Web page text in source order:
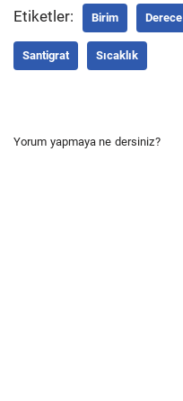
Etiketler: Birim Derece
Santigrat Sıcaklık
Yorum yapmaya ne dersiniz?